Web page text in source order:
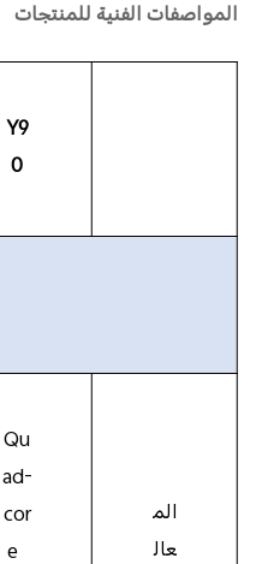
المواصفات الفنية للمنتجات
Y9
0
الم
عال
Qu
ad-
cor
e